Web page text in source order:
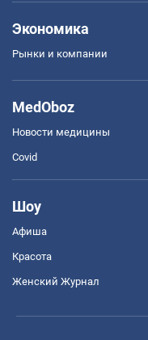
Экономика
Рынки и компании
MedOboz
Новости медицины
Covid
Шоу
Афиша
Красота
Женский Журнал